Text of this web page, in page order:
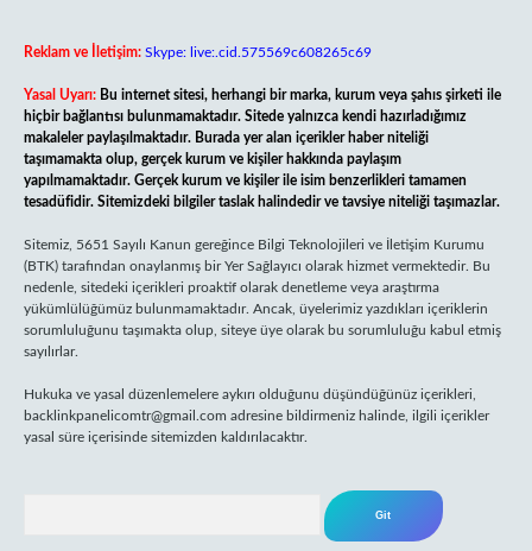
Reklam ve İletişim: Skype: live:.cid.575569c608265c69
Yasal Uyarı: Bu internet sitesi, herhangi bir marka, kurum veya şahıs şirketi ile
hiçbir bağlantısı bulunmamaktadır. Sitede yalnızca kendi hazırladığımız
makaleler paylaşılmaktadır. Burada yer alan içerikler haber niteliği
taşımamakta olup, gerçek kurum ve kişiler hakkında paylaşım
yapılmamaktadır. Gerçek kurum ve kişiler ile isim benzerlikleri tamamen
tesadüfidir. Sitemizdeki bilgiler taslak halindedir ve tavsiye niteliği taşımazlar.
Sitemiz, 5651 Sayılı Kanun gereğince Bilgi Teknolojileri ve İletişim Kurumu
(BTK) tarafından onaylanmış bir Yer Sağlayıcı olarak hizmet vermektedir. Bu
nedenle, sitedeki içerikleri proaktif olarak denetleme veya araştırma
yükümlülüğümüz bulunmamaktadır. Ancak, üyelerimiz yazdıkları içeriklerin
sorumluluğunu taşımakta olup, siteye üye olarak bu sorumluluğu kabul etmiş
sayılırlar.
Hukuka ve yasal düzenlemelere aykırı olduğunu düşündüğünüz içerikleri,
backlinkpanelicomtr@gmail.com adresine bildirmeniz halinde, ilgili içerikler
yasal süre içerisinde sitemizden kaldırılacaktır.